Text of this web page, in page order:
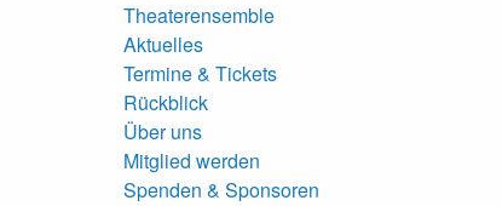
Theaterensemble
Aktuelles
Termine & Tickets
Rückblick
Über uns
Mitglied werden
Spenden & Sponsoren